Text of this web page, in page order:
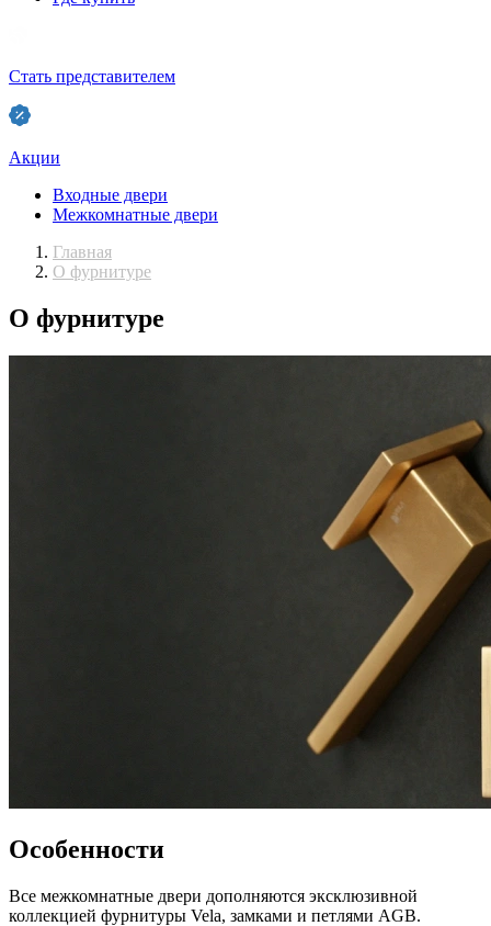
Стать представителем
Акции
Входные двери
Межкомнатные двери
Главная
О фурнитуре
О фурнитуре
Особенности
Все межкомнатные двери дополняются эксклюзивной
коллекцией фурнитуры Vela, замками и петлями AGB.